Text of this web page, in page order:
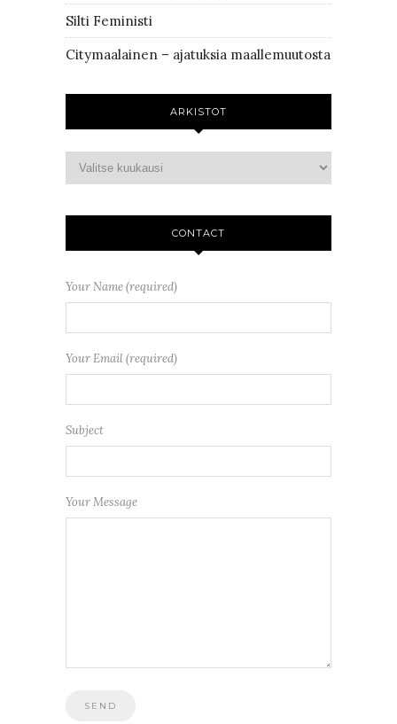
Silti Feministi
Citymaalainen – ajatuksia maallemuutosta
ARKISTOT
CONTACT
Your Name (required)
Your Email (required)
Subject
Your Message